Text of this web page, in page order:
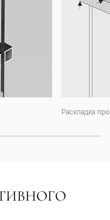
Раскладка